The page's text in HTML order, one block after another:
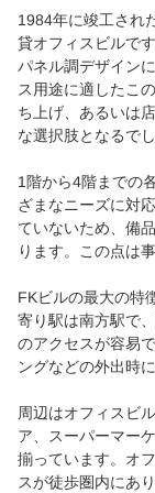
1984年に竣工され
貸オフィスビルで
パネル調デザイン
ス用途に適したこ
ち上げ、あるいは
な選択肢となるでし
1階から4階までの
ざまなニーズに対
ていないため、備
ります。この点は
FKビルの最大の特
寄り駅は南方駅で
のアクセスが容易
ングなどの外出時
周辺はオフィスビ
ア、スーパーマー
揃っています。オ
スが徒歩圏内にあ